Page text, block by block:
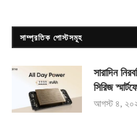
সাম্প্রতিক পোস্টসমূহ
সারাদিন
সিরিজ
আগস্ট ৪,